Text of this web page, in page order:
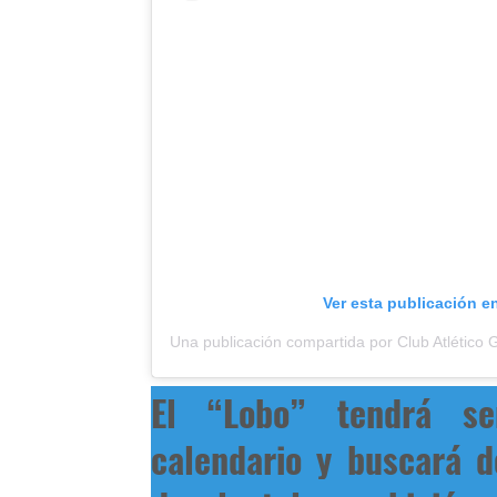
Ver esta publicación
El “Lobo” tendrá
calendario y buscará